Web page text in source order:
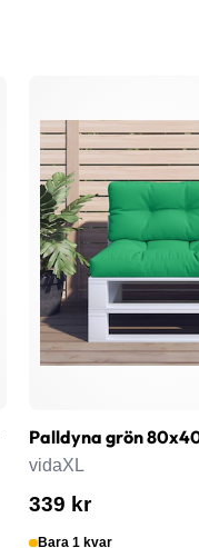
Palldyna grön
vidaXL
339 kr
Bara 1 kvar